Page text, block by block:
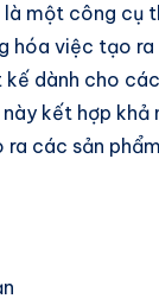
là một công cụ
việc tạo ra
dành cho
kết hợp
các sản